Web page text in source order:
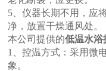
5 、仪器长期不用，应
净，放置干燥通风处。
本公司提供的低温水浴
1、控温方式：采用微
象。